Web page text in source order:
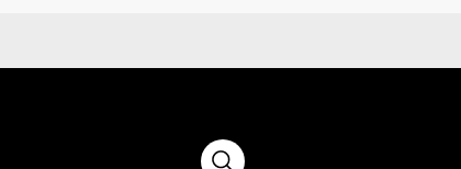
るため、最新の内容ではな
ナーチェンジなどの理由に
場合があります。あらかじ